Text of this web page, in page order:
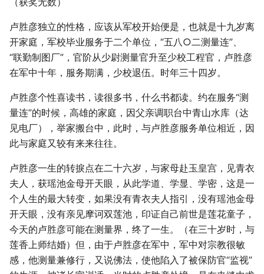
卢胜彦独立的性格，应该从军校开始便是，也就是十九岁离
开家庭，军校毕业服务于二个单位，“五八○二测量连”、
“联勤制图厂”，官阶从少尉测量官升至少校工程官，卢胜彦
在军中十年，服务期满，少校退伍。时年三十四岁。
卢胜彦个性喜读书，读很多书，什么书都读。约在服务“测
量连”的时候，高雄的家庭，因父亲调职台中青山水库（达
见电厂），举家搬台中，此时，与卢胜彦服务单位相近，因
此与家庭又较有来来往往。
卢胜彦一生的转捩点在二十六岁，与家母赴玉皇宫，见青衣
夫人，获瑶池金母开天眼，从此学道、学显、学密，这是一
个人生的最大转变，如果没有青衣夫人指引，没有瑶池金母
开天眼，没有亲见摩诃双莲池，印证自己前世是莲花童子，
今天的卢胜彦可能在测量界，终了一生。（在三十岁时，与
莲香上师结婚）但，由于卢胜彦在军中，军中对宗教很敏
感，他测量兼修行，又说佛法，使他陷入了被保防官“监视”